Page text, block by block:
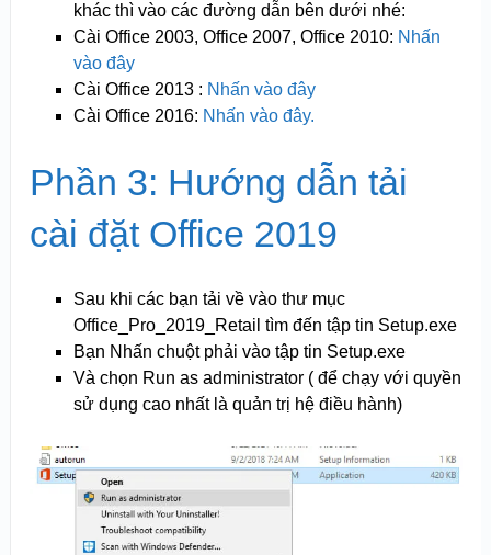
khác thì vào các đường dẫn bên dưới nhé:
Cài Office 2003, Office 2007, Office 2010: Nhấn
vào đây
Cài Office 2013 : Nhấn vào đây
Cài Office 2016: Nhấn vào đây.
Phần 3: Hướng dẫn tải
cài đặt Office 2019
Sau khi các bạn tải về vào thư mục
Office_Pro_2019_Retail tìm đến tập tin Setup.exe
Bạn Nhấn chuột phải vào tập tin Setup.exe
Và chọn Run as administrator ( để chạy với quyền
sử dụng cao nhất là quản trị hệ điều hành)